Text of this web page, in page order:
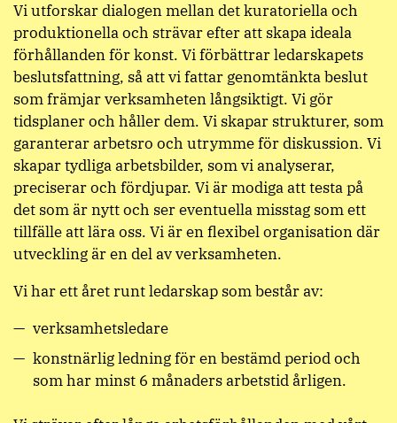
Vi utforskar dialogen mellan det kuratoriella och
produktionella och strävar efter att skapa ideala
förhållanden för konst. Vi förbättrar ledarskapets
beslutsfattning, så att vi fattar genomtänkta beslut
som främjar verksamheten långsiktigt. Vi gör
tidsplaner och håller dem. Vi skapar strukturer, som
garanterar arbetsro och utrymme för diskussion. Vi
skapar tydliga arbetsbilder, som vi analyserar,
preciserar och fördjupar. Vi är modiga att testa på
det som är nytt och ser eventuella misstag som ett
tillfälle att lära oss. Vi är en flexibel organisation där
utveckling är en del av verksamheten.
Vi har ett året runt ledarskap som består av:
verksamhetsledare
konstnärlig ledning för en bestämd period och
som har minst 6 månaders arbetstid årligen.